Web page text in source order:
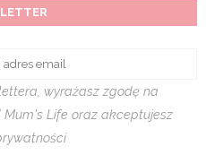
wyrażasz zgodę na
Life oraz akceptujesz